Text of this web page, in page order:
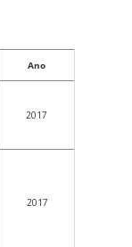
Ano
2017
2017